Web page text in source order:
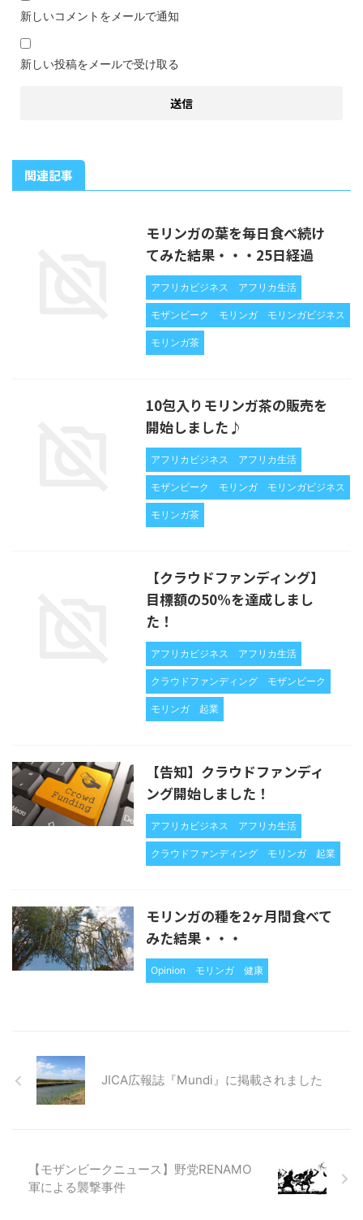
新しいコメントをメールで通知
新しい投稿をメールで受け取る
関連記事
モリンガの葉を毎日食べ続け
てみた結果・・・25日経過
アフリカビジネス アフリカ生活
モザンビーク モリンガ モリンガビジネス
モリンガ茶
10包入りモリンガ茶の販売を
開始しました♪
アフリカビジネス アフリカ生活
モザンビーク モリンガ モリンガビジネス
モリンガ茶
【クラウドファンディング】
目標額の50%を達成しまし
た！
アフリカビジネス アフリカ生活
クラウドファンディング モザンビーク
モリンガ 起業
【告知】クラウドファンディ
ング開始しました！
アフリカビジネス アフリカ生活
クラウドファンディング モリンガ 起業
モリンガの種を2ヶ月間食べて
みた結果・・・
Opinion モリンガ 健康
JICA広報誌『Mundi』に掲載されました
【モザンビークニュース】野党RENAMO
軍による襲撃事件